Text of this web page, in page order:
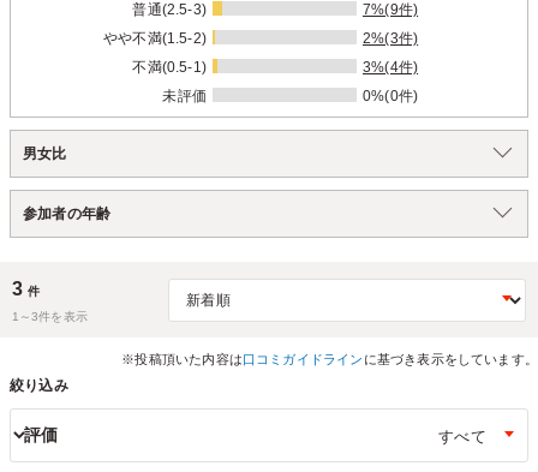
普通(2.5-3)
7%(9件)
やや不満(1.5-2)
2%(3件)
不満(0.5-1)
3%(4件)
未評価
0%(0件)
男女比
参加者の年齢
3 件
1～3件を表示
※投稿頂いた内容は口コミガイドライン に基づき表示をしています。
絞り込み
評価